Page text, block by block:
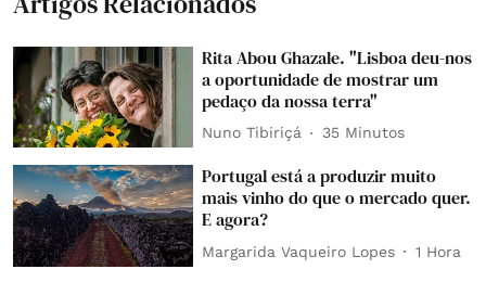
Rita Abou Ghazale. "Lisboa deu-nos
a oportunidade de mostrar um
pedaço da nossa terra"
Nuno Tibiriçá 35 Minutos
Portugal está a produzir muito
mais vinho do que o mercado quer.
E agora?
Margarida Vaqueiro Lopes 1 Hora